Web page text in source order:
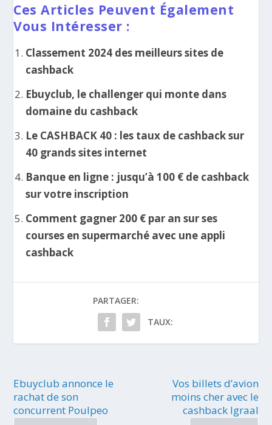
Ces Articles Peuvent Également
Vous Intéresser :
Classement 2024 des meilleurs sites de
cashback
Ebuyclub, le challenger qui monte dans
domaine du cashback
Le CASHBACK 40 : les taux de cashback sur
40 grands sites internet
Banque en ligne : jusqu’à 100 € de cashback
sur votre inscription
Comment gagner 200 € par an sur ses
courses en supermarché avec une appli
cashback
PARTAGER:
TAUX:
Ebuyclub annonce le
rachat de son
concurrent Poulpeo
Vos billets d’avion
moins cher avec le
cashback Igraal